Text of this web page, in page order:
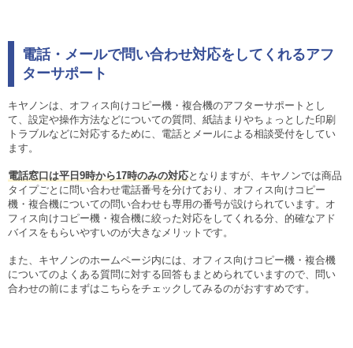
電話・メールで問い合わせ対応をしてくれるアフ
ターサポート
キヤノンは、オフィス向けコピー機・複合機のアフターサポートとし
て、設定や操作方法などについての質問、紙詰まりやちょっとした印刷
トラブルなどに対応するために、電話とメールによる相談受付をしてい
ます。
電話窓口は平日9時から17時のみの対応となりますが、キヤノンでは商品
タイプごとに問い合わせ電話番号を分けており、オフィス向けコピー
機・複合機についての問い合わせも専用の番号が設けられています。オ
フィス向けコピー機・複合機に絞った対応をしてくれる分、的確なアド
バイスをもらいやすいのが大きなメリットです。
また、キヤノンのホームページ内には、オフィス向けコピー機・複合機
についてのよくある質問に対する回答もまとめられていますので、問い
合わせの前にまずはこちらをチェックしてみるのがおすすめです。